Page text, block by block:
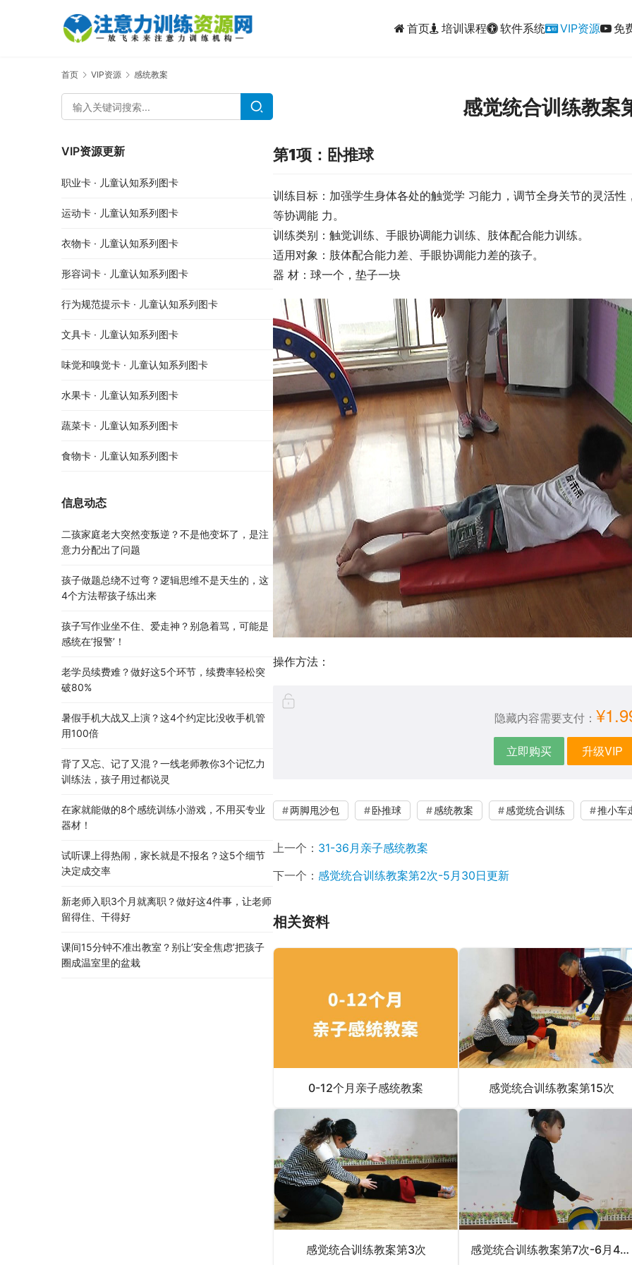
首页 培训课程 软件系统 VIP资源 免
首页 VIP资源 感统教案
感觉统合训练教案
第1项：卧推球
训练目标：加强学生身体各处的触觉学 习能力，调节全身关节的灵活
等协调能 力。
训练类别：触觉训练、手眼协调能力训练、肢体配合能力训练。
适用对象：肢体配合能力差、手眼协调能力差的孩子。
器 材：球一个，垫子一块
操作方法：
隐藏内容需要支付：
立即购买 升级VIP
两脚甩沙包 卧推球 感统教案 感觉统合训练 推小车
上一个： 31-36月亲子感统教案
下一个： 感觉统合训练教案第2次-5月30日更新
相关资料
0-12个月亲子感统教案 感觉统合训练教案第15次
感觉统合训练教案第3次 感觉统合训练教案第7次-6月4日更新
VIP资源更新
职业卡 · 儿童认知系列图卡
运动卡 · 儿童认知系列图卡
衣物卡 · 儿童认知系列图卡
形容词卡 · 儿童认知系列图卡
行为规范提示卡 · 儿童认知系列图卡
文具卡 · 儿童认知系列图卡
味觉和嗅觉卡 · 儿童认知系列图卡
水果卡 · 儿童认知系列图卡
蔬菜卡 · 儿童认知系列图卡
食物卡 · 儿童认知系列图卡
信息动态
二孩家庭老大突然变叛逆？不是他变坏了，是注
意力分配出了问题
孩子做题总绕不过弯？逻辑思维不是天生的，这
4个方法帮孩子练出来
孩子写作业坐不住、爱走神？别急着骂，可能是
感统在’报警’！
老学员续费难？做好这5个环节，续费率轻松突
破80%
暑假手机大战又上演？这4个约定比没收手机管
用100倍
背了又忘、记了又混？一线老师教你3个记忆力
训练法，孩子用过都说灵
在家就能做的8个感统训练小游戏，不用买专业
器材！
试听课上得热闹，家长就是不报名？这5个细节
决定成交率
新老师入职3个月就离职？做好这4件事，让老师
留得住、干得好
课间15分钟不准出教室？别让’安全焦虑’把孩子
圈成温室里的盆栽